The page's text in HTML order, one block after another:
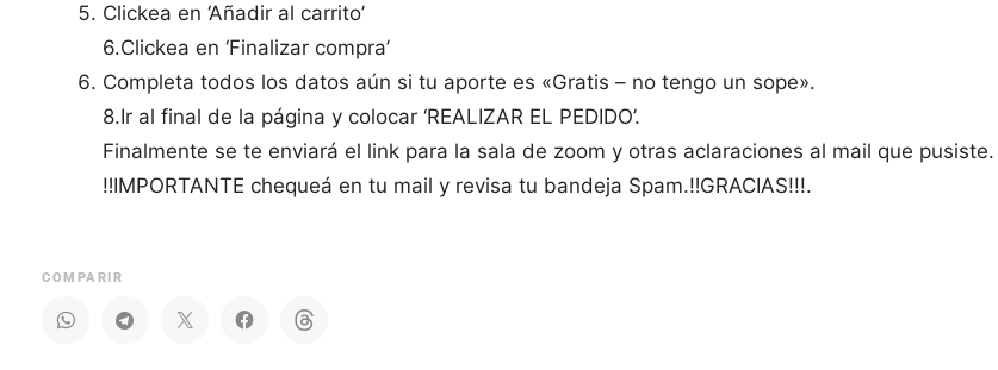
Clickea en ‘Añadir al carrito’
6.Clickea en ‘Finalizar compra’
Completa todos los datos aún si tu aporte es «Gratis – no tengo un sope».
8.Ir al final de la página y colocar ‘REALIZAR EL PEDIDO’.
Finalmente se te enviará el link para la sala de zoom y otras aclaraciones al mail que pusiste.
‼IMPORTANTE chequeá en tu mail y revisa tu bandeja Spam.‼GRACIAS!!!.
COMPARIR